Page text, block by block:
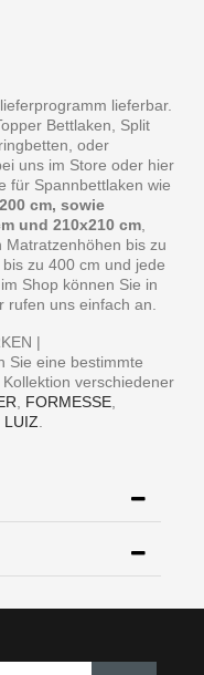
lieferbar.
Bettlaken, Split
oder
uns im Store oder hier
für Spannbettlaken wie
cm, sowie
und 210x210 cm
Matratzenhöhen bis zu
zu 400 cm und jede
Shop können Sie in
uns einfach an.
|
Sie eine bestimmte
verschiedener
FORMESSE
LUIZ